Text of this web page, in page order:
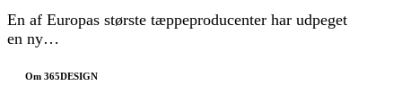
En af Europas største tæppeproducenter har udpeget
en ny…
Om 365DESIGN